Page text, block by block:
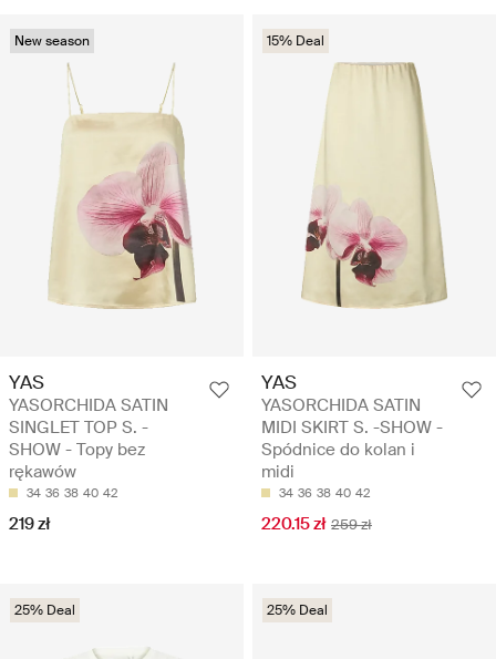
New season
YAS
YASORCHIDA SATIN
SINGLET TOP S. -
SHOW - Topy bez
rękawów
34 36 38 40 42
219 zł
15% Deal
YAS
YASORCHIDA SATIN
MIDI SKIRT S. -SHOW -
Spódnice do kolan i
midi
34 36 38 40 42
220.15 zł 259 zł
25% Deal 25% Deal